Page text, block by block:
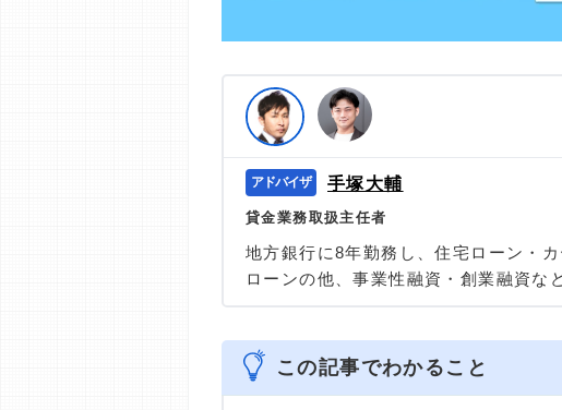
手塚大輔
貸金業務取扱主任者
地方銀行に8年勤務し、住宅ローン・
ローンの他、事業性融資・創業融資な
＞＞公式ページ
この記事でわかること